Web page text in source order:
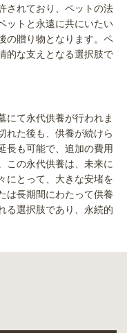
されており、ペットの法
ットと永遠に共にいたい
の贈り物となります。ペ
的な支えとなる選択肢で
にて永代供養が行われま
れた後も、供養が続けら
長も可能で、追加の費用
この永代供養は、未来に
にとって、大きな安堵を
は長期間にわたって供養
る選択肢であり、永続的